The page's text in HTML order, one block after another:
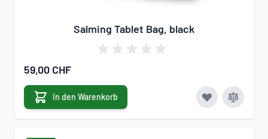
Salming Tablet Bag, black
59,00 CHF
In den Warenkorb